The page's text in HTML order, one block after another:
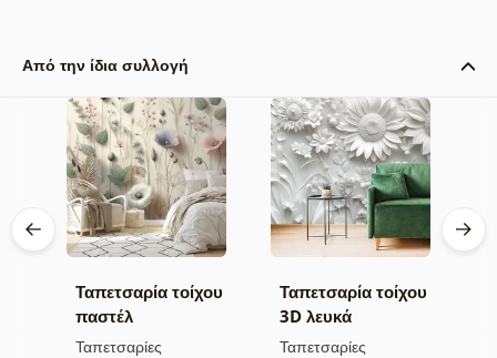
Από την ίδια συλλογή
Ταπετσαρία τοίχου
παστέλ
αγριολούλουδα
Ταπετσαρίες
Ταπετσαρία τοίχου
3D λευκά
λουλούδια
Ταπετσαρίες